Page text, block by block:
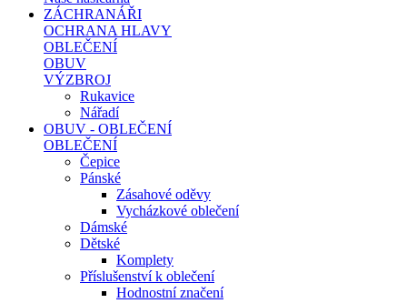
ZÁCHRANÁŘI
OCHRANA HLAVY
OBLEČENÍ
OBUV
VÝZBROJ
Rukavice
Nářadí
OBUV - OBLEČENÍ
OBLEČENÍ
Čepice
Pánské
Zásahové oděvy
Vycházkové oblečení
Dámské
Dětské
Komplety
Příslušenství k oblečení
Hodnostní značení